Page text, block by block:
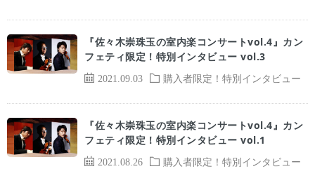
2021.09.03 購入者限定！特別インタビュー
『佐々木崇珠玉の室内楽コンサートvol.4』カン
フェティ限定！特別インタビュー vol.3
2021.08.26 購入者限定！特別インタビュー
『佐々木崇珠玉の室内楽コンサートvol.4』カン
フェティ限定！特別インタビュー vol.1